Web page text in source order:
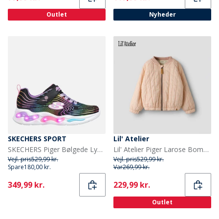
Outlet Nyheder
SKECHERS SPORT
SKECHERS Piger Bølgede Lys Sneakers Sort
Vejl. pris529,99 kr.
Spare180,00 kr.
Current
349,99 kr.
Lil' Atelier
Lil' Atelier Piger Larose Bomber Jakke Cameo Rose
Vejl. pris529,99 kr.
Var269,99 kr.
Current
229,99 kr.
Outlet